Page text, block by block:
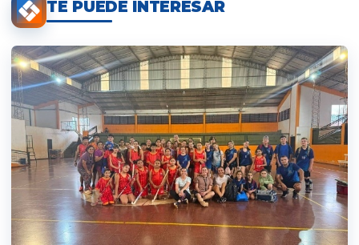
TE PUEDE INTERESAR